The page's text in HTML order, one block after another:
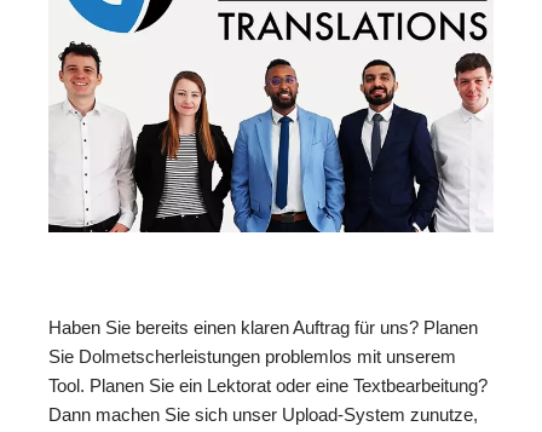
Haben Sie bereits einen klaren Auftrag für uns? Planen
Sie Dolmetscherleistungen problemlos mit unserem
Tool. Planen Sie ein Lektorat oder eine Textbearbeitung?
Dann machen Sie sich unser Upload-System zunutze,